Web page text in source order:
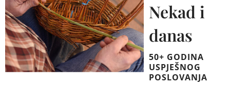
Nekad i
danas
50+ GODINA
USPJEŠNOG
POSLOVANJA